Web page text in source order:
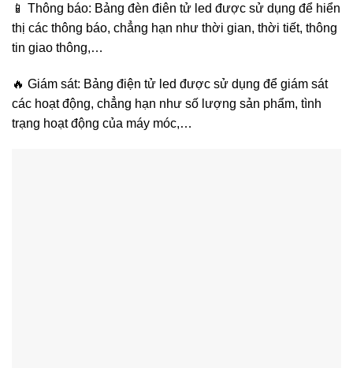
📱 Thông báo: Bảng đèn điên tử led được sử dụng để hiển
thị các thông báo, chẳng hạn như thời gian, thời tiết, thông
tin giao thông,…
🔥 Giám sát: Bảng điện tử led được sử dụng để giám sát
các hoạt động, chẳng hạn như số lượng sản phẩm, tình
trạng hoạt động của máy móc,…